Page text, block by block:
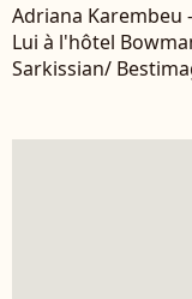
Adriana Karembeu
Lui à l'hôtel
Sarkissian/